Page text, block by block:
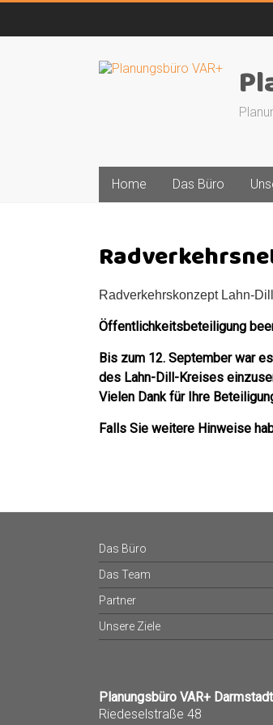
content
Home Das Büro
Radverkehrskonzept Lahn-
Öffentlichkeitsbeteiligung
Bis zum 12. September war
des Lahn-Dill-Kreises
Vielen Dank für Ihre
Falls Sie weitere Hinweise
Das Büro
Das Team
Partner
Unsere Ziele
Planungsbüro VAR+ Darmstadt
Riedeselstraße 48